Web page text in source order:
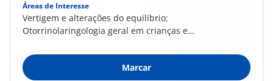
Áreas de Interesse
​Vertigem e alterações do equilíbrio;
Otorrinolaringologia geral em crianças e
Marcar